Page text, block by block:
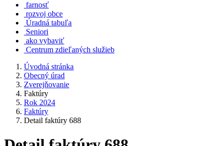
farnosť
rozvoj obce
Úradná tabuľa
Seniori
ako vybaviť
Centrum zdieľaných služieb
Úvodná stránka
Obecný úrad
Zverejňovanie
Faktúry
Rok 2024
Faktúry
Detail faktúry 688